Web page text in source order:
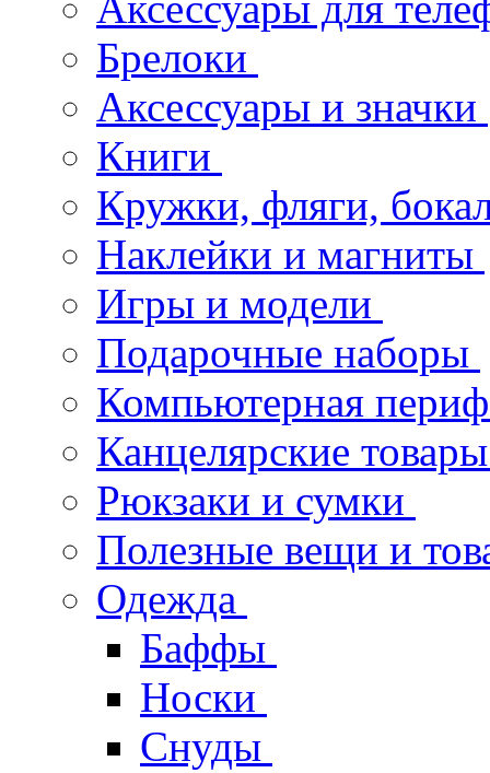
Брелоки
Аксессуары и значки
Книги
Кружки, фляги,
Наклейки и магниты
Игры и модели
Подарочные наборы
Компьютерная
Канцелярские
Рюкзаки и сумки
Полезные вещи и
Одежда
Баффы
Носки
Снуды